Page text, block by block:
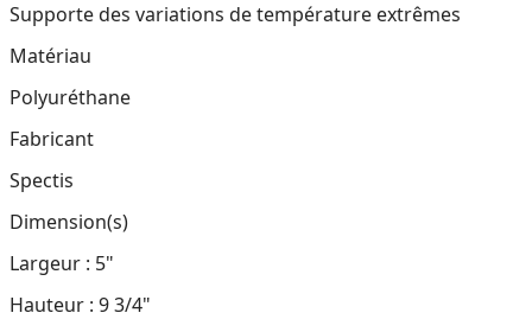
Supporte des variations de température extrêmes
Matériau
Polyuréthane
Fabricant
Spectis
Dimension(s)
Largeur : 5"
Hauteur : 9 3/4"